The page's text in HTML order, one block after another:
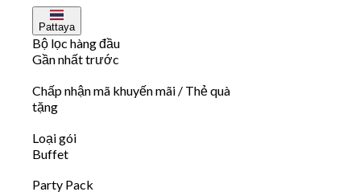
Pattaya
Bộ lọc hàng đầu
Gần nhất trước
Chấp nhận mã khuyến mãi / Thẻ quà
tặng
Loại gói
Buffet
Party Pack